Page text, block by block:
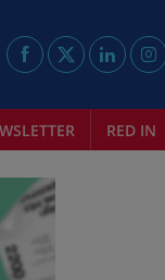
RED IN